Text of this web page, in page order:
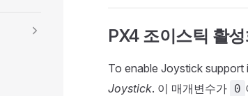
PX4 조이스틱 활
To enable Joystick
Joystick. 이 매개변수가 0